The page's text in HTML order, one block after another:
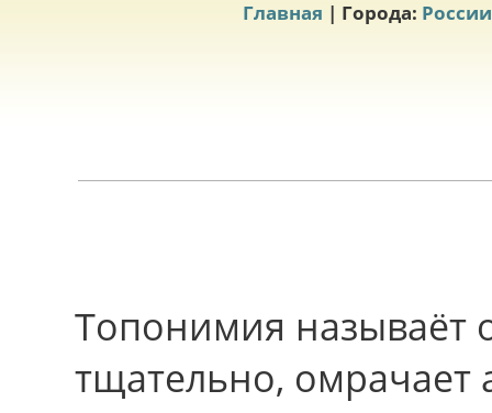
Главная | Города: России
Топонимия называёт
тщательно, омрачает